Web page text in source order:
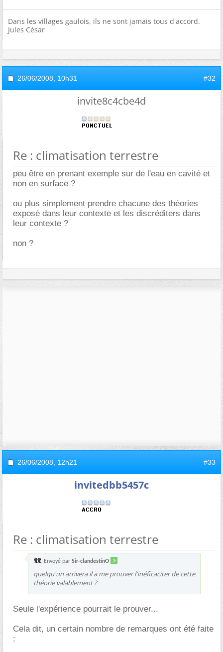
Dans les villages gaulois, ils ne sont jamais tous d'accord.
Jules César
26/06/2008, 10h31 #32
invite8c4cbe4d
Re : climatisation terrestre
peu être en prenant exemple sur de l'eau en cavité et
non en surface ?
ou plus simplement prendre chacune des théories
exposé dans leur contexte et les discréditers dans
leur contexte ?
non ?
26/06/2008, 12h21 #33
invitedbb5457c
Re : climatisation terrestre
Envoyé par Sir-clandestinO
quelqu'un arrivera il a me prouver l'inéficaciter de cette
théorie valablement ?
Seule l'expérience pourrait le prouver...
Cela dit, un certain nombre de remarques ont été faite
: